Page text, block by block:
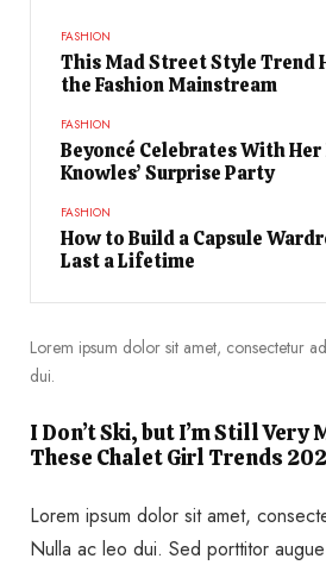
FASHION
This Mad Street Style Trend
the Fashion Mainstream
FASHION
Beyoncé Celebrates With
Knowles’ Surprise Party
FASHION
How to Build a Capsule
Last a Lifetime
Lorem ipsum dolor sit amet, consectetur
dui.
I Don’t Ski, but I’m Still Very
These Chalet Girl Trends
Lorem ipsum dolor sit amet,
Nulla ac leo dui. Sed porttitor